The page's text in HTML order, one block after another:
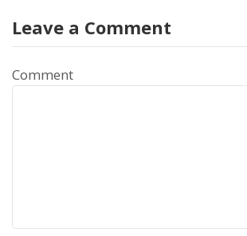
Leave a Comment
Comment